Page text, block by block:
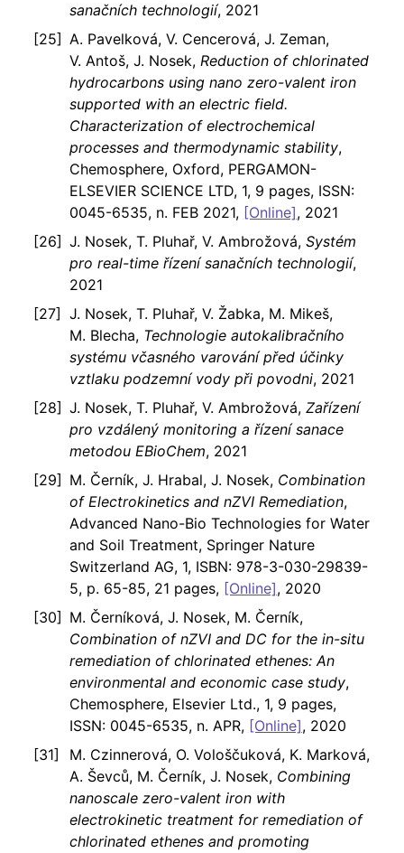
sanačních technologií, 2021
A. Pavelková, V. Cencerová, J. Zeman,
V. Antoš, J. Nosek, Reduction of chlorinated
hydrocarbons using nano zero-valent iron
supported with an electric field.
Characterization of electrochemical
processes and thermodynamic stability,
Chemosphere, Oxford, PERGAMON-
ELSEVIER SCIENCE LTD, 1, 9 pages, ISSN:
0045-6535, n. FEB 2021, [Online], 2021
J. Nosek, T. Pluhař, V. Ambrožová, Systém
pro real-time řízení sanačních technologií,
2021
J. Nosek, T. Pluhař, V. Žabka, M. Mikeš,
M. Blecha, Technologie autokalibračního
systému včasného varování před účinky
vztlaku podzemní vody při povodni, 2021
J. Nosek, T. Pluhař, V. Ambrožová, Zařízení
pro vzdálený monitoring a řízení sanace
metodou EBioChem, 2021
M. Černík, J. Hrabal, J. Nosek, Combination
of Electrokinetics and nZVI Remediation,
Advanced Nano-Bio Technologies for Water
and Soil Treatment, Springer Nature
Switzerland AG, 1, ISBN: 978-3-030-29839-
5, p. 65-85, 21 pages, [Online], 2020
M. Černíková, J. Nosek, M. Černík,
Combination of nZVI and DC for the in-situ
remediation of chlorinated ethenes: An
environmental and economic case study,
Chemosphere, Elsevier Ltd., 1, 9 pages,
ISSN: 0045-6535, n. APR, [Online], 2020
M. Czinnerová, O. Vološčuková, K. Marková,
A. Ševců, M. Černík, J. Nosek, Combining
nanoscale zero-valent iron with
electrokinetic treatment for remediation of
chlorinated ethenes and promoting